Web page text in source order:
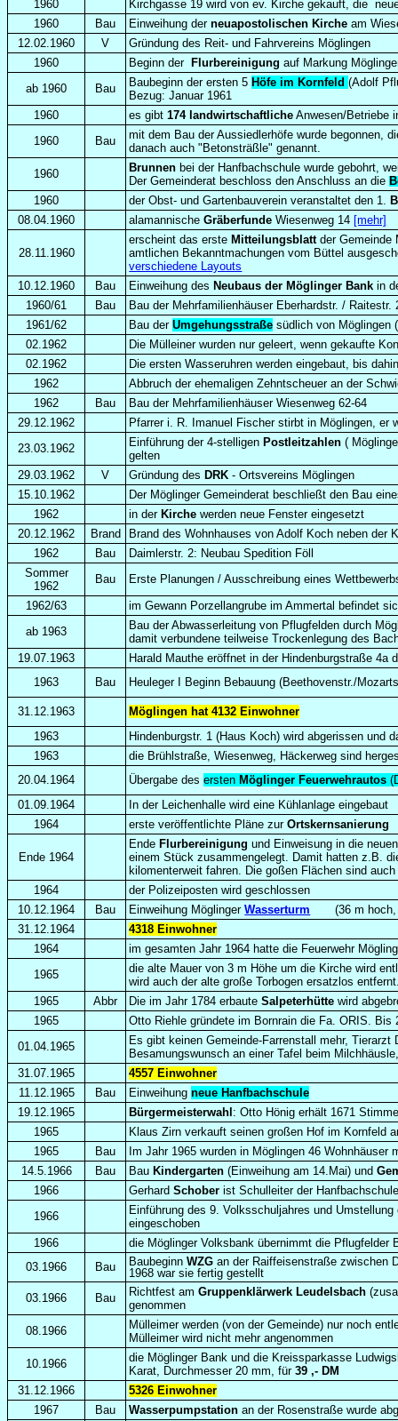
1960
Kirchgasse 19 wird von ev. Kirche gekauft, die
1960
Bau Einweihung derneuapostolischen Kirche am
12.02.1960
V
Gründung des Reit- und Fahrvereins Möglingen
1960
Beginn der Flurbereinigung auf Markung
ab 1960
Bau Baubeginn der ersten 5 Höfe im Kornfeld(Adolf
Bezug: Januar 1961
1960
es gibt174 landwirtschaftliche Anwesen/Betriebe
1960
Bau
mit dem Bau der Aussiedlerhöfe wurde begonnen,
danach auch "Betonsträßle" genannt.
1960
Brunnen bei der Hanfbachschule wurde gebohrt,
Der Gemeinderat beschloss den Anschluss an die
1960
der Obst- und Gartenbauverein veranstaltet den 1.
08.04.1960
alamannischeGräberfunde Wiesenweg 14 [mehr]
28.11.1960
erscheint das erste Mitteilungsblattder Gemeinde
amtlichen Bekanntmachungen vom Büttel
verschiedene Layouts
10.12.1960
Bau Einweihung des Neubaus der Möglinger Bank in
1960/61
Bau
Bau der Mehrfamilienhäuser Eberhardstr. / Raitestr.
1961/62
Bau derUmgehungsstraße südlich von Möglingen
02.1962
Die Mülleiner wurden nur geleert, wenn gekaufte
02.1962
Die ersten Wasseruhren werden eingebaut, bis
1962
Abbruch der ehemaligen Zehntscheuer an der
1962
Bau
Bau der Mehrfamilienhäuser Wiesenweg 62-64
29.12.1962
Pfarrer i. R. Imanuel Fischer stirbt in Möglingen, er
23.03.1962
Einführung der 4-stelligen Postleitzahlen (
gelten
29.03.1962
V Gründung des DRK - Ortsvereins Möglingen
15.10.1962
Der Möglinger Gemeinderat beschließt den Bau
1962
in der Kirche werden neue Fenster eingesetzt
20.12.1962
Brand
Brand des Wohnhauses von Adolf Koch neben der
1962
Bau
Daimlerstr. 2: Neubau Spedition Föll
Sommer
1962
Bau
Erste Planungen / Ausschreibung eines
1962/63
im Gewann Porzellangrube im Ammertal befindet
ab 1963
Bau der Abwasserleitung von Pflugfelden durch
damit verbundene teilweise Trockenlegung des
19.07.1963
Harald Mauthe eröffnet in der Hindenburgstraße 4a
1963
Bau Heuleger I Beginn Bebauung (Beethovenstr./
31.12.1963
Möglingen hat 4132 Einwohner
1963
Hindenburgstr. 1 (Haus Koch) wird abgerissen und
1963
die Brühlstraße, Wiesenweg, Häckerweg sind
20.04.1964
Übergabe desersten Möglinger Feuerwehrautos
01.09.1964
In der Leichenhalle wird eine Kühlanlage eingebaut
1964
erste veröffentlichte Pläne zurOrtskernsanierung
Ende 1964
Ende Flurbereinigungund Einweisung in die
einem Stück zusammengelegt. Damit hatten z.B.
kilomenterweit fahren. Die goßen Flächen sind
1964
der Polizeiposten wird geschlossen
10.12.1964
Bau Einweihung MöglingerWasserturm (36 m hoch,
31.12.1964
4318 Einwohner
1964
im gesamten Jahr 1964 hatte die Feuerwehr
1965
die alte Mauer von 3 m Höhe um die Kirche wird
wird auch der alte große Torbogen ersatzlos
1965
Abbr Die im Jahr 1784 erbauteSalpeterhütte wird
1965
Otto Riehle gründete im Bornrain die Fa. ORIS. Bis
01.04.1965
Es gibt keinen Gemeinde-Farrenstall mehr,
Besamungswunsch an einer Tafel beim
31.07.1965
4557 Einwohner
11.12.1965
Bau Einweihungneue Hanfbachschule
19.12.1965
Bürgermeisterwahl : Otto Hönig erhält 1671
1965
Klaus Zirn verkauft seinen großen Hof im Kornfeld
1965
Bau
Im Jahr 1965 wurden in Möglingen 46 Wohnhäuser
14.5.1966
Bau Bau Kindergarten(Einweihung am 14.Mai)und
1966
GerhardSchober ist Schulleiter der
1966
Einführung des 9. Volksschuljahres und
eingeschoben
1966
die Möglinger Volksbank übernimmt die Pflugfelder
03.1966
Bau BaubeginnWZG an der Raiffeisenstraße zwischen
1968 war sie fertig gestellt
03.1966
Bau Richtfest amGruppenklärwerk Leudelsbach
genommen
08.1966
Mülleimer werden (von der Gemeinde) nur noch
Mülleimer wird nicht mehr angenommen
10.1966
die Möglinger Bank und die Kreissparkasse
Karat, Durchmesser 20 mm, für39 ,- DM
31.12.1966
5326 Einwohner
1967
Bau Wasserpumpstation an der Rosenstraße wurde